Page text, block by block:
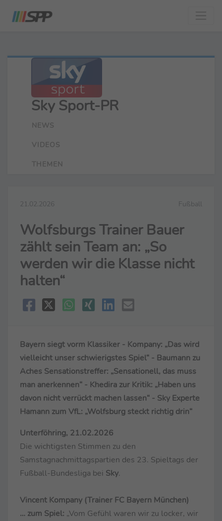
Sky Sport-PR
NEWS
VIDEOS
THEMEN
21.02.2026 Fußball
Wolfsburgs Trainer Bauer
zählt sein Team an: „So
werden wir die Klasse nicht
halten“
Bayern siegt vorm Klassiker - Kompany: „Das wird
vielleicht unser schwierigstes Spiel“ - Baumann zu
Aches Sensationstreffer: „Sensationell, das muss
man anerkennen“ - Khedira zur Kritik: „Haben uns
davon nicht verrückt machen lassen“ - Sky Experte
Hamann zum VfL: „Wolfsburg steckt richtig drin“
Unterföhring, 21.02.2026
Die wichtigsten Stimmen zu den
Samstagnachmittagspartien des 23. Spieltags der
Fußball-Bundesliga bei Sky.
Vincent Kompany (Trainer FC Bayern München)
… zum Spiel: „Vom Gefühl waren wir zu locker, wir